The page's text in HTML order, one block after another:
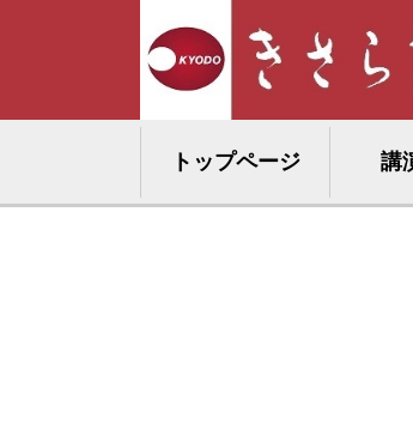
トップページ 講